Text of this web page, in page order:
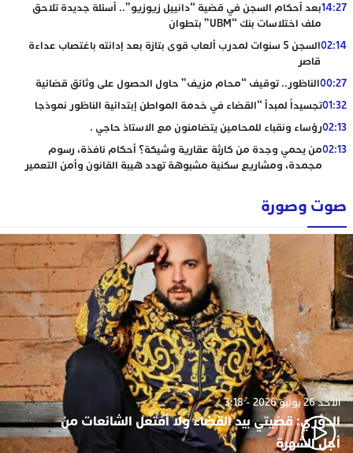
14:27بعد أحكام السجن في قضية “دانييل زيوزيو”.. أسئلة جديدة تلاحق
ملف اختلاسات بنك “UBM” بتطوان
02:14
السجن 5 سنوات لمدرب ألعاب قوى بتازة بعد إدانته باغتصاب عداءة
قاصر
00:27الناظور.. توقيف “محام مزيف” حاول الحصول على وثائق قضائية
01:32تجسيداً لمبدأ “القضاء في خدمة المواطن إبتدائية الناظور نموذجا
02:13رؤساء ونقباء للمحامين يتضامنون مع الاستاذ حاجي .
02:13من يحمي وجدة من كارثة عقارية وشيكة؟ أحكام نافذة، رسوم
مجمدة، ومشاريع سكنية مشبوهة تهدد هيبة القانون وأمن التعمير
صوت وصورة
الأحد 26 يوليو 2026 - 3:18
الدوزي: قضيتي بيد القضاء ولا أفتعل الشائعات من
أجل الشهرة